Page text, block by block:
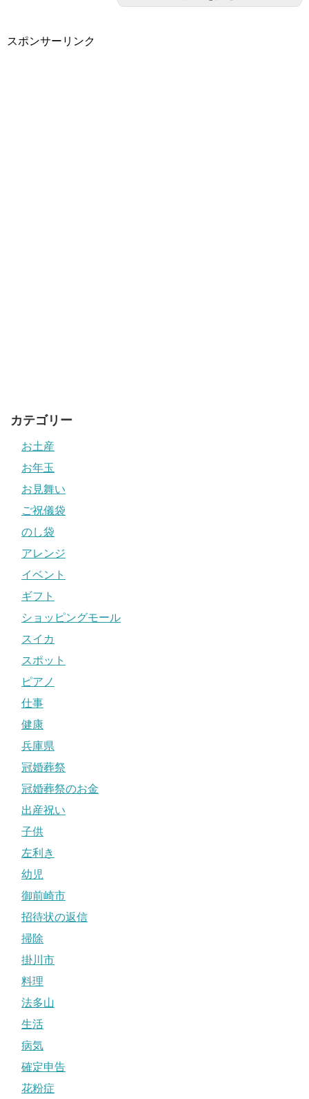
スポンサーリンク
カテゴリー
お土産
お年玉
お見舞い
ご祝儀袋
のし袋
アレンジ
イベント
ギフト
ショッピングモール
スイカ
スポット
ピアノ
仕事
健康
兵庫県
冠婚葬祭
冠婚葬祭のお金
出産祝い
子供
左利き
幼児
御前崎市
招待状の返信
掃除
掛川市
料理
法多山
生活
病気
確定申告
花粉症